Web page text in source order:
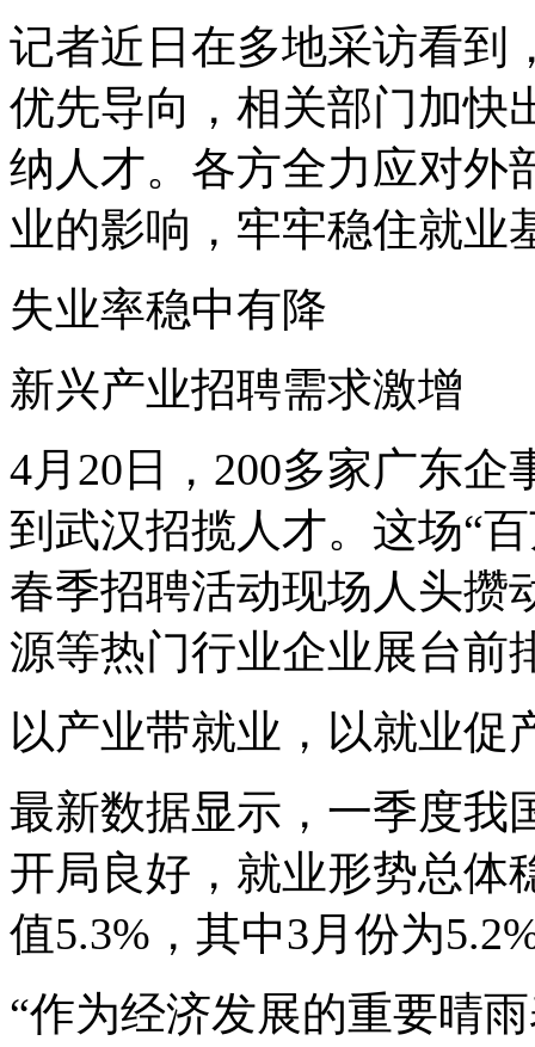
记者近日在多地采访看到
优先导向，相关部门加快
纳人才。各方全力应对外
业的影响，牢牢稳住就业
失业率稳中有降
新兴产业招聘需求激增
4月20日，200多家广东
到武汉招揽人才。这场“
春季招聘活动现场人头攒
源等热门行业企业展台前
以产业带就业，以就业促
最新数据显示，一季度我
开局良好，就业形势总体
值5.3%，其中3月份为
“作为经济发展的重要晴